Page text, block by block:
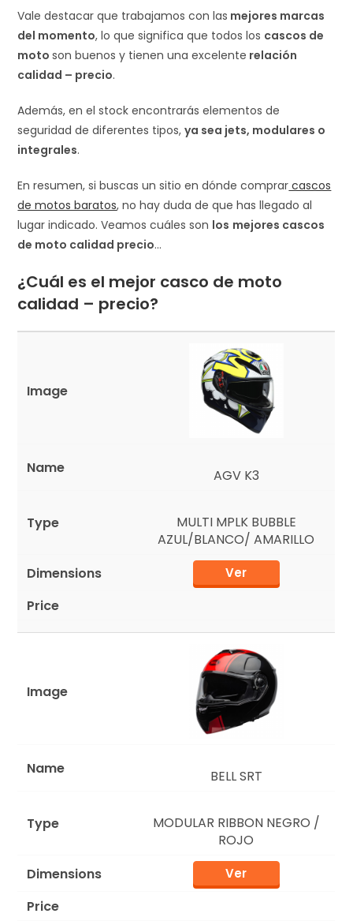
Vale destacar que trabajamos con las mejores marcas
del momento, lo que significa que todos los cascos de
motoson buenos y tienen una excelente relación
calidad – precio.
Además, en el stock encontrarás elementos de
seguridad de diferentes tipos,ya sea jets, modulares o
integrales.
En resumen, si buscas un sitio en dónde comprar cascos
de motos baratos, no hay duda de que has llegado al
lugar indicado. Veamos cuáles son los mejores cascos
de moto calidad precio…
¿Cuál es el mejor casco de moto
calidad – precio?
AGV K3
MULTI MPLK BUBBLE
AZUL/BLANCO/ AMARILLO
Ver
BELL SRT
MODULAR RIBBON NEGRO /
ROJO
Ver